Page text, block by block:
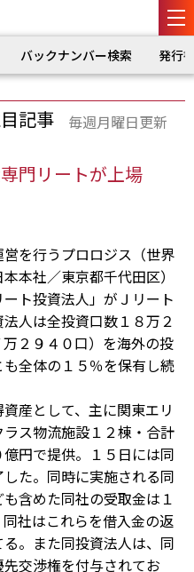
バックナンバー検索 発行
記事 毎週月曜日更新
門リートが上場
を行うプロロジス（世界
本社／東京都千代田区）
ト投資法人」がＪリート
人は全投資口数１８万２
２９４０口）を海外の投
全体の１５％を保有し続
産として、主に関東エリ
ス物流施設１２棟・合計
円で提供。１５日には同
た。同時に実施される同
含めた同社の受取金は１
社はこれらを借入金の返
。また同投資法人は、同
交渉権を付与されてお